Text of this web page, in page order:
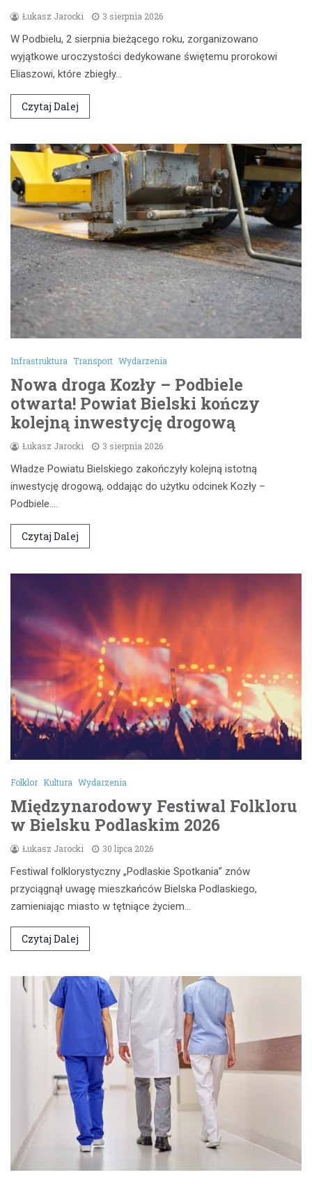
Łukasz Jarocki 3 sierpnia 2026
W Podbielu, 2 sierpnia bieżącego roku, zorganizowano
wyjątkowe uroczystości dedykowane świętemu prorokowi
Eliaszowi, które zbiegły…
Czytaj Dalej
Infrastruktura Transport Wydarzenia
Nowa droga Kozły – Podbiele
otwarta! Powiat Bielski kończy
kolejną inwestycję drogową
Łukasz Jarocki 3 sierpnia 2026
Władze Powiatu Bielskiego zakończyły kolejną istotną
inwestycję drogową, oddając do użytku odcinek Kozły –
Podbiele.…
Czytaj Dalej
Folklor Kultura Wydarzenia
Międzynarodowy Festiwal Folkloru
w Bielsku Podlaskim 2026
Łukasz Jarocki 30 lipca 2026
Festiwal folklorystyczny „Podlaskie Spotkania” znów
przyciągnął uwagę mieszkańców Bielska Podlaskiego,
zamieniając miasto w tętniące życiem…
Czytaj Dalej